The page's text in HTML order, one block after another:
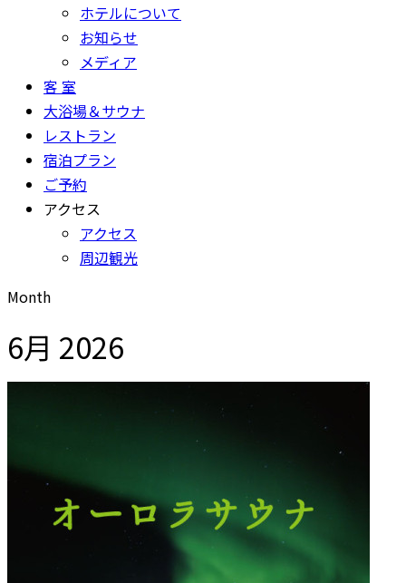
ホテルについて
お知らせ
メディア
客 室
大浴場＆サウナ
レストラン
宿泊プラン
ご予約
アクセス
アクセス
周辺観光
Month
6月 2026